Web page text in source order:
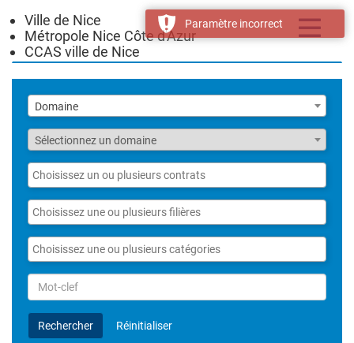
Toggle
Ville de Nice
Métropole Nice Côte d'Azur
CCAS ville de Nice
Liste
des
domaines
Domaine
Fonction
Sélectionnez un domaine
Liste
des
contrats
Liste
des
filières
Liste
des
catégories
Rechercher
par
Mot-
clefRechercher Réinitialiser
Paramètre incorrect